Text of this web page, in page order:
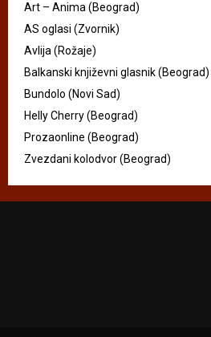
Art – Anima (Beograd)
AS oglasi (Zvornik)
Avlija (Rožaje)
Balkanski književni glasnik (Beograd)
Bundolo (Novi Sad)
Helly Cherry (Beograd)
Prozaonline (Beograd)
Zvezdani kolodvor (Beograd)